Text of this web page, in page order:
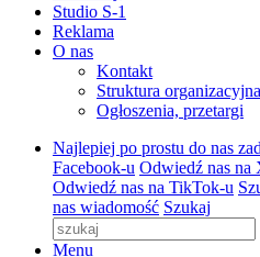
Studio S-1
Reklama
O nas
Kontakt
Struktura organizacyjna
Ogłoszenia, przetargi
Najlepiej po prostu do nas
Facebook-u Odwiedź nas na
Odwiedź nas na TikTok-u
nas wiadomość Szukaj
Menu